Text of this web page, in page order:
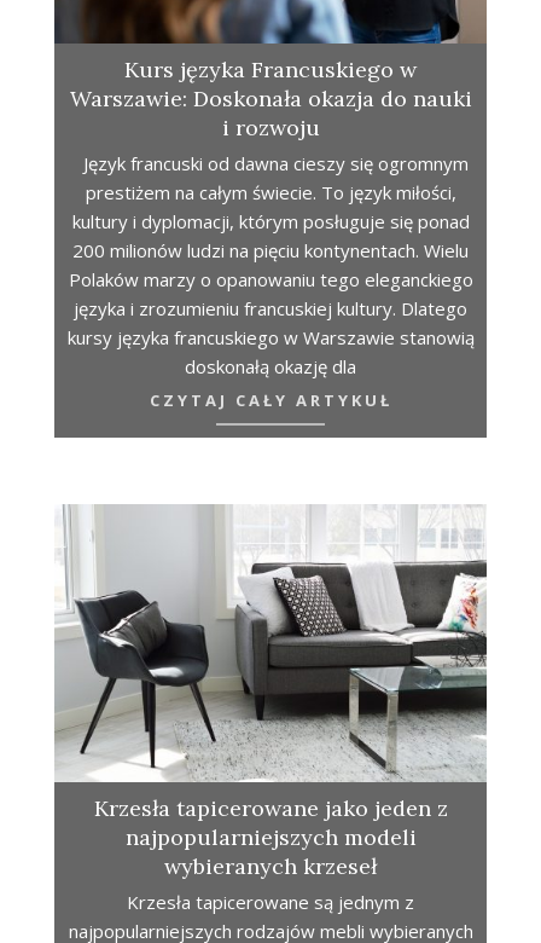
Kurs języka Francuskiego w
Warszawie: Doskonała okazja do nauki
i rozwoju
Język francuski od dawna cieszy się ogromnym
prestiżem na całym świecie. To język miłości,
kultury i dyplomacji, którym posługuje się ponad
200 milionów ludzi na pięciu kontynentach. Wielu
Polaków marzy o opanowaniu tego eleganckiego
języka i zrozumieniu francuskiej kultury. Dlatego
kursy języka francuskiego w Warszawie stanowią
doskonałą okazję dla
CZYTAJ CAŁY ARTYKUŁ
Krzesła tapicerowane jako jeden z
najpopularniejszych modeli
wybieranych krzeseł
Krzesła tapicerowane są jednym z
najpopularniejszych rodzajów mebli wybieranych